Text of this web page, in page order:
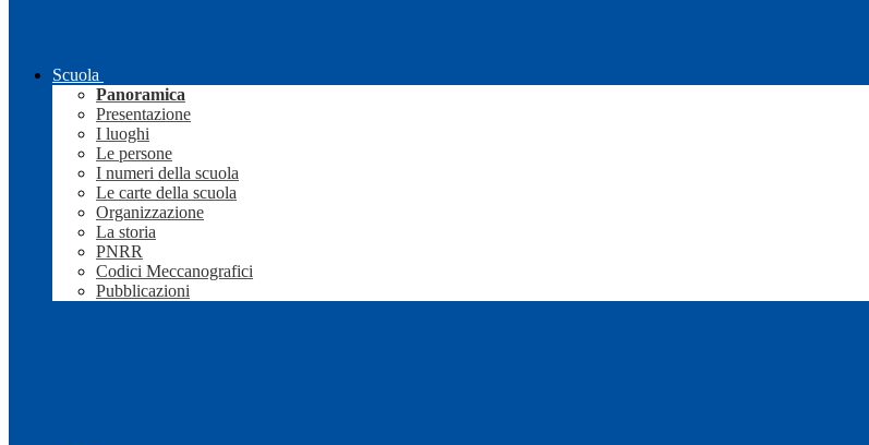
Scuola
Panoramica
Presentazione
I luoghi
Le persone
I numeri della scuola
Le carte della scuola
Organizzazione
La storia
PNRR
Codici Meccanografici
Pubblicazioni